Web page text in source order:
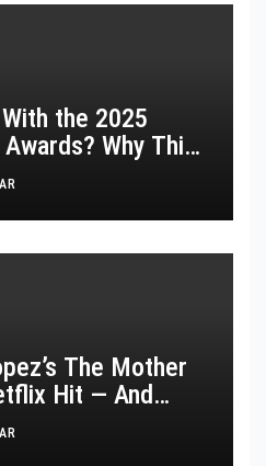
the 2025
Why This
Fell Flat
The Mother
Hit — And
Her Staying